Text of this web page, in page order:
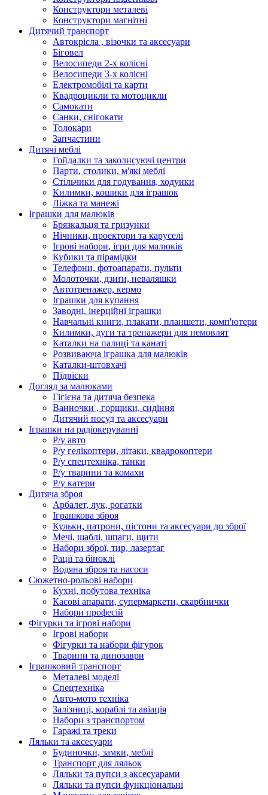
Конструктори металеві
Конструктори магнітні
Дитячий транспорт
Автокрісла , візочки та аксесуари
Біговел
Велосипеди 2-х колісні
Велосипеди 3-х колісні
Електромобілі та карти
Квадроцикли та мотоцикли
Самокати
Санки, снігокати
Толокари
Запчастини
Дитячі меблі
Гойдалки та заколисуючі центри
Парти, столики, м'які меблі
Стільчики для годування, ходунки
Килимки, кошики для іграшок
Ліжка та манежі
Іграшки для малюків
Брязкальця та гризунки
Нічники, проектори та каруселі
Ігрові набори, ігри для малюків
Кубики та пірамідки
Телефони, фотоапарати, пульти
Молоточки, дзиґи, неваляшки
Автотренажер, кермо
Іграшки для купання
Заводні, інерційні іграшки
Навчальні книги, плакати, планшети, комп'ютери
Килимки, дуги та тренажери для немовлят
Каталки на палиці та канаті
Розвиваюча іграшка для малюків
Каталки-штовхачі
Підвіски
Догляд за малюками
Гігієна та дитяча безпека
Ванночки , горщики, сидіння
Дитячий посуд та аксесуари
Іграшки на радіокеруванні
Р/у авто
Р/у гелікоптери, літаки, квадрокоптери
Р/у спецтехніка, танки
Р/у тварини та комахи
Р/у катери
Дитяча зброя
Арбалет, лук, рогатки
Іграшкова зброя
Кульки, патрони, пістони та аксесуари до зброї
Мечі, шаблі, шпаги, щити
Набори зброї, тир, лазертаг
Рації та біноклі
Водяна зброя та насоси
Сюжетно-рольові набори
Кухні, побутова техніка
Касові апарати, супермаркети, скарбнички
Набори професій
Фігурки та ігрові набори
Ігрові набори
Фігурки та набори фігурок
Тварини та динозаври
Іграшковий транспорт
Металеві моделі
Спецтехніка
Авто-мото техніка
Залізниці, кораблі та авіація
Набори з транспортом
Гаражі та треки
Ляльки та аксесуари
Будиночки, замки, меблі
Транспорт для ляльок
Ляльки та пупси з аксесуарами
Ляльки та пупси функціональні